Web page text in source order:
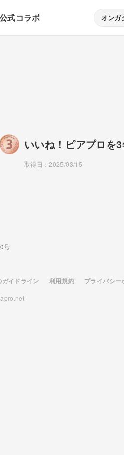
式コラボ オンガ
いいね！ピアプロを
取得日：2025/03/15
号
イドライン 利用規約 プライバシー